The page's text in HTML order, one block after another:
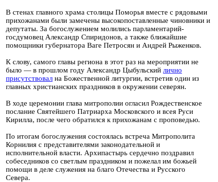
В стенах главного храма столицы Поморья вместе с рядовыми
прихожанами были замечены высокопоставленные чиновники и
депутаты. За богослужением молились парламентарий-
госдумовец Александр Спиридонов, а также ближайшие
помощники губернатора Ваге Петросян и Андрей Рыженков.
К слову, самого главы региона в этот раз на мероприятии не
было — в прошлом году Александр Цыбульский лично
присутствовал на Божественной литургии, встретив один из
главных христианских праздников в окружении северян.
В ходе церемонии глава митрополии огласил Рождественское
послание Святейшего Патриарха Московского и всея Руси
Кирилла, после чего обратился к прихожанам с проповедью.
По итогам богослужения состоялась встреча Митрополита
Корнилия с представителями законодательной и
исполнительной власти. Архипастырь сердечно поздравил
собеседников со светлым праздником и пожелал им божьей
помощи в деле служения на благо Отечества и Русского
Севера.